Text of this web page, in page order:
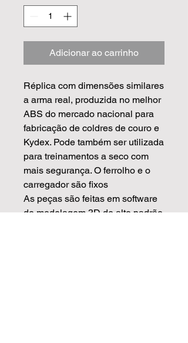
Adicionar ao carrinho
Réplica com dimensões similares
a arma real, produzida no melhor
ABS do mercado nacional para
fabricação de coldres de couro e
Kydex. Pode também ser utilizada
para treinamentos a seco com
mais segurança. O ferrolho e o
carregador são fixos
As peças são feitas em software
de modelagem 3D de alto padrão